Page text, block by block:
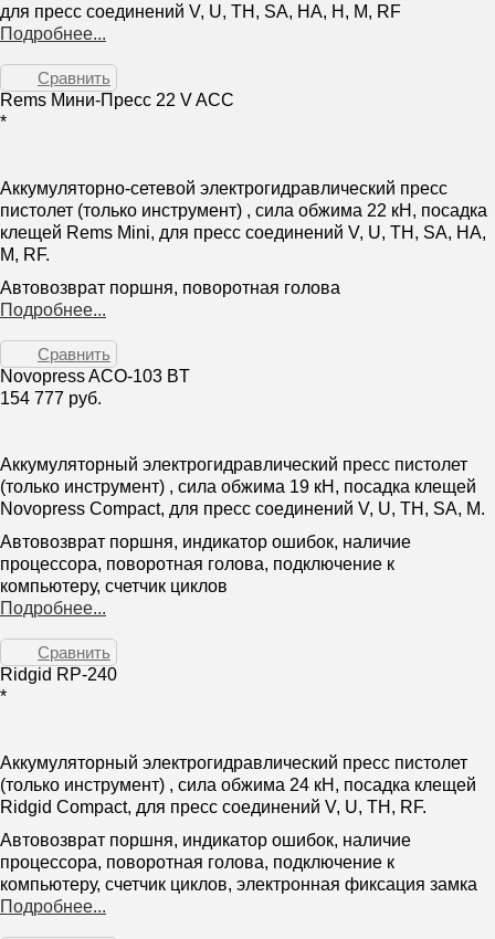
для пресс соединений V, U, TH, SA, HA, H, M, RF
Подробнее...
Сравнить
Rems Мини-Пресс 22 V ACC
*
Аккумуляторно-сетевой электрогидравлический пресс
пистолет (только инструмент) , сила обжима 22 кН, посадка
клещей Rems Mini, для пресс соединений V, U, TH, SA, HA,
M, RF.
Автовозврат поршня, поворотная голова
Подробнее...
Сравнить
Novopress ACO-103 BT
154 777 руб.
Аккумуляторный электрогидравлический пресс пистолет
(только инструмент) , сила обжима 19 кН, посадка клещей
Novopress Compact, для пресс соединений V, U, TH, SA, M.
Автовозврат поршня, индикатор ошибок, наличие
процессора, поворотная голова, подключение к
компьютеру, счетчик циклов
Подробнее...
Сравнить
Ridgid RP-240
*
Аккумуляторный электрогидравлический пресс пистолет
(только инструмент) , сила обжима 24 кН, посадка клещей
Ridgid Compact, для пресс соединений V, U, TH, RF.
Автовозврат поршня, индикатор ошибок, наличие
процессора, поворотная голова, подключение к
компьютеру, счетчик циклов, электронная фиксация замка
Подробнее...